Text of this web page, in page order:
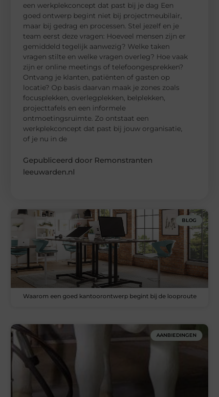
een werkplekconcept dat past bij je dag Een
goed ontwerp begint niet bij projectmeubilair,
maar bij gedrag en processen. Stel jezelf en je
team eerst deze vragen: Hoeveel mensen zijn er
gemiddeld tegelijk aanwezig? Welke taken
vragen stilte en welke vragen overleg? Hoe vaak
zijn er online meetings of telefoongesprekken?
Ontvang je klanten, patiënten of gasten op
locatie? Op basis daarvan maak je zones zoals
focusplekken, overlegplekken, belplekken,
projecttafels en een informele
ontmoetingsruimte. Zo ontstaat een
werkplekconcept dat past bij jouw organisatie,
of je nu in de
Gepubliceerd door Remonstranten
leeuwarden.nl
BLOG
Waarom een goed kantoorontwerp begint bij de looproute
AANBIEDINGEN